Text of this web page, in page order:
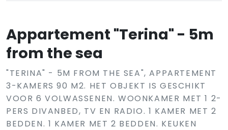
Appartement "Terina" - 5m
from the sea
"TERINA" - 5M FROM THE SEA", APPARTEMENT
3-KAMERS 90 M2. HET OBJEKT IS GESCHIKT
VOOR 6 VOLWASSENEN. WOONKAMER MET 1 2-
PERS DIVANBED, TV EN RADIO. 1 KAMER MET 2
BEDDEN. 1 KAMER MET 2 BEDDEN. KEUKEN